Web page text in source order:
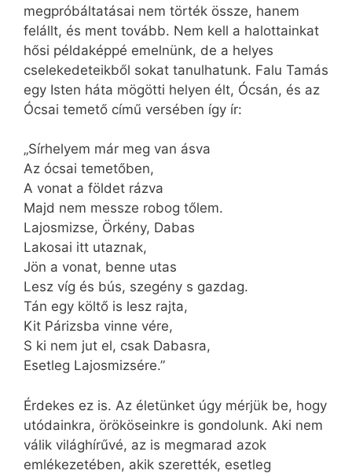
megpróbáltatásai nem törték össze, hanem
felállt, és ment tovább. Nem kell a halottainkat
hősi példaképpé emelnünk, de a helyes
cselekedeteikből sokat tanulhatunk. Falu Tamás
egy Isten háta mögötti helyen élt, Ócsán, és az
Ócsai temető című versében így ír:
„Sírhelyem már meg van ásva
Az ócsai temetőben,
A vonat a földet rázva
Majd nem messze robog tőlem.
Lajosmizse, Örkény, Dabas
Lakosai itt utaznak,
Jön a vonat, benne utas
Lesz víg és bús, szegény s gazdag.
Tán egy költő is lesz rajta,
Kit Párizsba vinne vére,
S ki nem jut el, csak Dabasra,
Esetleg Lajosmizsére.”
Érdekes ez is. Az életünket úgy mérjük be, hogy
utódainkra, örököseinkre is gondolunk. Aki nem
válik világhírűvé, az is megmarad azok
emlékezetében, akik szerették, esetleg